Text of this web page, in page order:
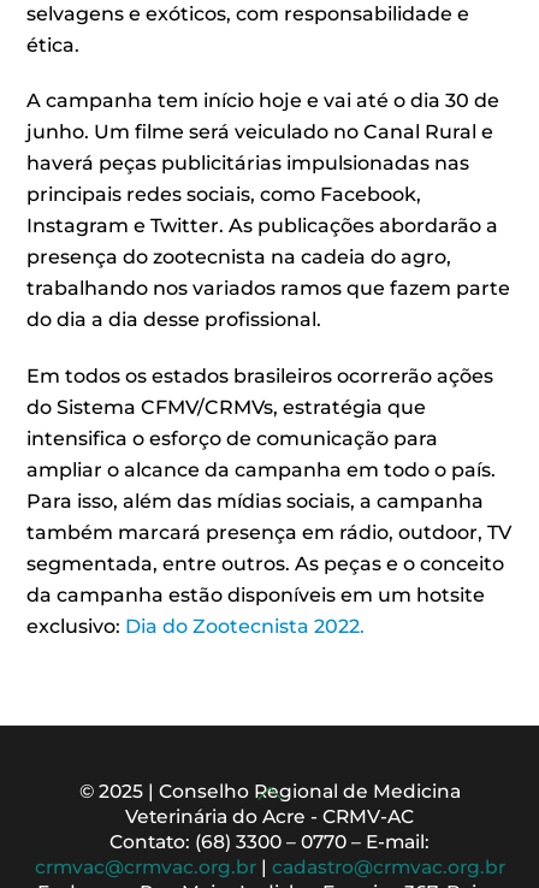
selvagens e exóticos, com responsabilidade e
ética.
A campanha tem início hoje e vai até o dia 30 de
junho. Um filme será veiculado no Canal Rural e
haverá peças publicitárias impulsionadas nas
principais redes sociais, como Facebook,
Instagram e Twitter. As publicações abordarão a
presença do zootecnista na cadeia do agro,
trabalhando nos variados ramos que fazem parte
do dia a dia desse profissional.
Em todos os estados brasileiros ocorrerão ações
do Sistema CFMV/CRMVs, estratégia que
intensifica o esforço de comunicação para
ampliar o alcance da campanha em todo o país.
Para isso, além das mídias sociais, a campanha
também marcará presença em rádio, outdoor, TV
segmentada, entre outros. As peças e o conceito
da campanha estão disponíveis em um hotsite
exclusivo: Dia do Zootecnista 2022.
Back
To
Top
© 2025 | Conselho Regional de Medicina
Veterinária do Acre - CRMV-AC
Contato: (68) 3300 – 0770 – E-mail:
crmvac@crmvac.org.br| cadastro@crmvac.org.br